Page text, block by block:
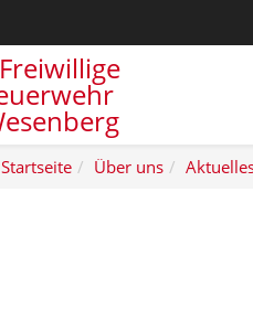
Startseite Über uns